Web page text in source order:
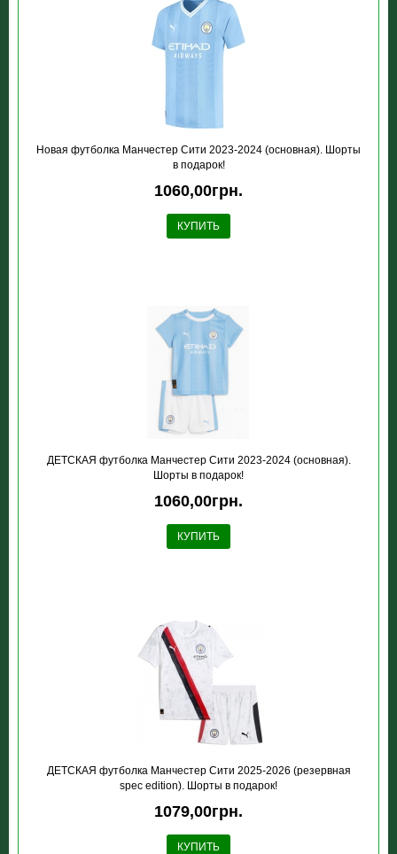
Новая футболка Манчестер Сити 2023-2024 (основная). Шорты
в подарок!
1060,00грн.
КУПИТЬ
ДЕТСКАЯ футболка Манчестер Сити 2023-2024 (основная).
Шорты в подарок!
1060,00грн.
КУПИТЬ
ДЕТСКАЯ футболка Манчестер Сити 2025-2026 (резервная
spec edition). Шорты в подарок!
1079,00грн.
КУПИТЬ